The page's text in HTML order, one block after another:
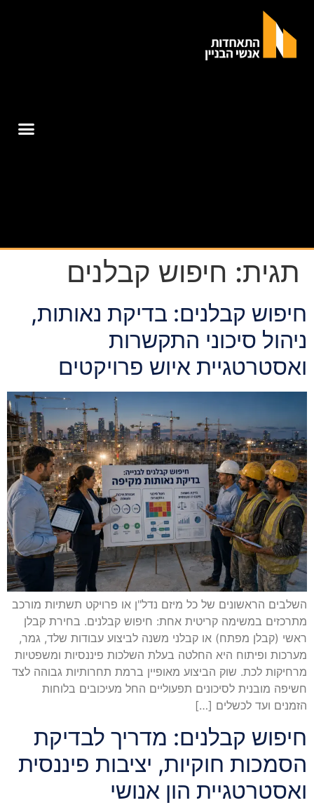
תגית: חיפוש קבלנים
חיפוש קבלנים: בדיקת נאותות,
ניהול סיכוני התקשרות
ואסטרטגיית איוש פרויקטים
השלבים הראשונים של כל מיזם נדל"ן או פרויקט תשתיות מורכב
מתרכזים במשימה קריטית אחת: חיפוש קבלנים. בחירת קבלן
ראשי (קבלן מפתח) או קבלני משנה לביצוע עבודות שלד, גמר,
מערכות ופיתוח היא החלטה בעלת השלכות פיננסיות ומשפטיות
מרחיקות לכת. שוק הביצוע מאופיין ברמת תחרותיות גבוהה לצד
חשיפה מובנית לסיכונים תפעוליים החל מעיכובים בלוחות
הזמנים ועד לכשלים […]
חיפוש קבלנים: מדריך לבדיקת
הסמכות חוקיות, יציבות פיננסית
ואסטרטגיית הון אנושי